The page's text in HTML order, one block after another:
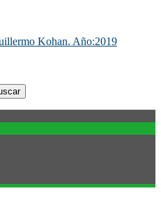
Kohan. Año:2019